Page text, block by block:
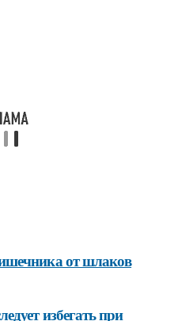
от шлаков
избегать при